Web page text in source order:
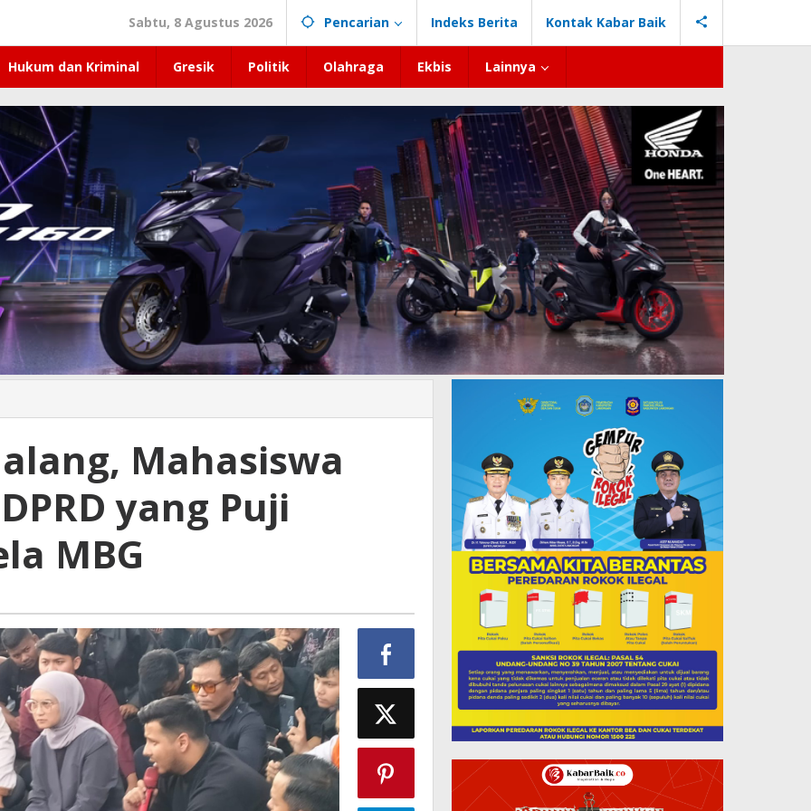
Sabtu, 8 Agustus 2026 Pencarian Indeks Berita Kontak Kabar Baik
Hukum dan Kriminal Gresik Politik Olahraga Ekbis Lainnya
Mahasiswa
yang Puji
MBG